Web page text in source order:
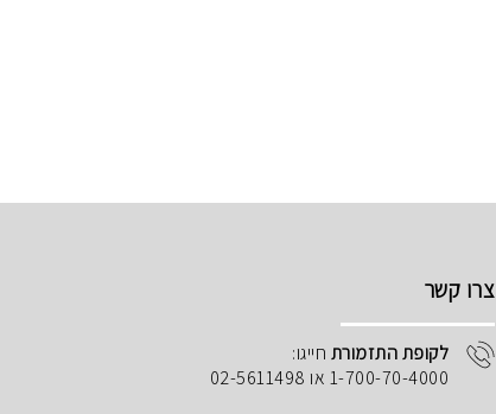
צרו קשר
לקופת התזמורת חייגו:
1-700-70-4000 או 02-5611498